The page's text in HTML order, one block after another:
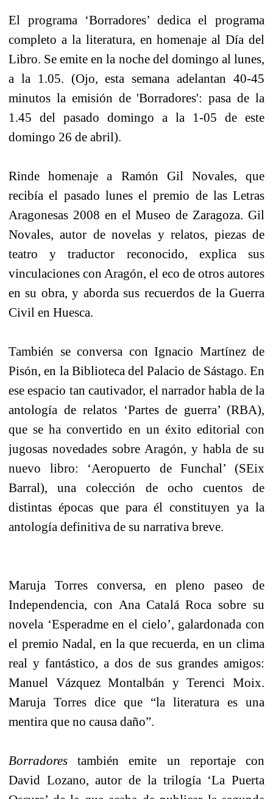
El programa ‘Borradores’ dedica el programa
completo a la literatura, en homenaje al Día del
Libro. Se emite en la noche del domingo al lunes,
a la 1.05. (Ojo, esta semana adelantan 40-45
minutos la emisión de 'Borradores': pasa de la
1.45 del pasado domingo a la 1-05 de este
domingo 26 de abril).
Rinde homenaje a Ramón Gil Novales, que
recibía el pasado lunes el premio de las Letras
Aragonesas 2008 en el Museo de Zaragoza. Gil
Novales, autor de novelas y relatos, piezas de
teatro y traductor reconocido, explica sus
vinculaciones con Aragón, el eco de otros autores
en su obra, y aborda sus recuerdos de la Guerra
Civil en Huesca.
También se conversa con Ignacio Martínez de
Pisón, en la Biblioteca del Palacio de Sástago. En
ese espacio tan cautivador, el narrador habla de la
antología de relatos ‘Partes de guerra’ (RBA),
que se ha convertido en un éxito editorial con
jugosas novedades sobre Aragón, y habla de su
nuevo libro: ‘Aeropuerto de Funchal’ (SEix
Barral), una colección de ocho cuentos de
distintas épocas que para él constituyen ya la
antología definitiva de su narrativa breve.
Maruja Torres conversa, en pleno paseo de
Independencia, con Ana Catalá Roca sobre su
novela ‘Esperadme en el cielo’, galardonada con
el premio Nadal, en la que recuerda, en un clima
real y fantástico, a dos de sus grandes amigos:
Manuel Vázquez Montalbán y Terenci Moix.
Maruja Torres dice que “la literatura es una
mentira que no causa daño”.
Borradores también emite un reportaje con
David Lozano, autor de la trilogía ‘La Puerta